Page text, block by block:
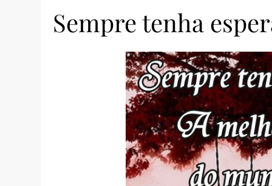
Sempre tenha